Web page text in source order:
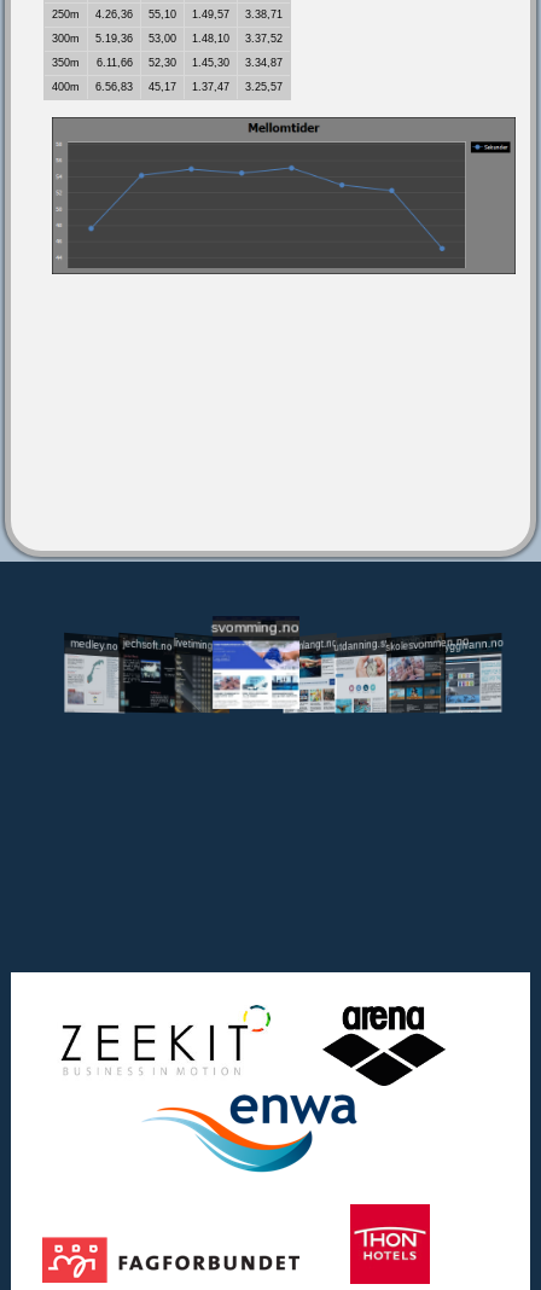
250m
4.26,36 55,10 1.49,57
3.38,71
300m
5.19,36 53,00 1.48,10
3.37,52
350m
6.11,66 52,30 1.45,30
3.34,87
400m
6.56,83 45,17 1.37,47 3.25,57
medley.no jechsoft.nolivetiming.medley.no
svomming.no
svomlangt.noutdanning.svomming.no
skolesvommen.notryggivann.no